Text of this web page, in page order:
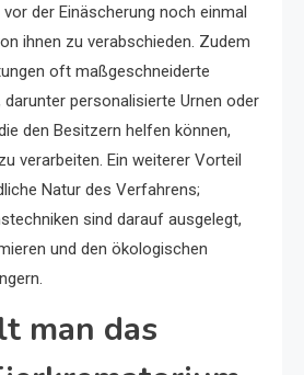
der Einäscherung noch einmal
ihnen zu verabschieden. Zudem
oft maßgeschneiderte
darunter personalisierte Urnen oder
den Besitzern helfen können,
verarbeiten. Ein weiterer Vorteil
Natur des Verfahrens;
sind darauf ausgelegt,
und den ökologischen
man das